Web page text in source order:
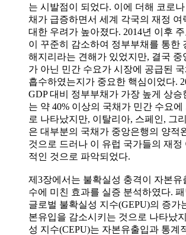
는 시발점이 되었다. 이에 더해 코로
채가 급증하면서 세계 각국의 재정 여
대한 우려가 높아졌다. 2014년 이후
이 꾸준히 감소하여 정부부채를 통한
해지리라는 견해가 있었지만, 결국
가 아닌 민간 수요가 시장에 공급된
흡수하였는지가 중요한 핵심이었다.
GDP 대비 정부부채가 가장 높게 상
는 약 40% 이상의 국채가 민간 수요
로 나타났지만, 이탈리아, 스페인, 그
은 대부분의 국채가 중앙은행의 양적
것으로 드러나 이 유럽 국가들의 재정
적인 것으로 파악되었다.
제3장에서는 불확실성 충격이 자본유
수에 미친 효과를 실증 분석하였다.
글로벌 불확실성 지수(GEPU)의 증가
본유입을 감소시키는 것으로 나타났
성 지수(CEPU)는 자본유출입과 통계